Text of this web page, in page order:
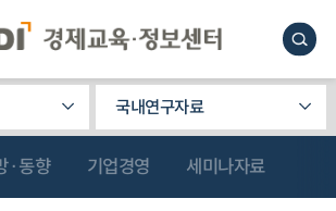
국내연구자료
·동향 기업경영 세미나자료